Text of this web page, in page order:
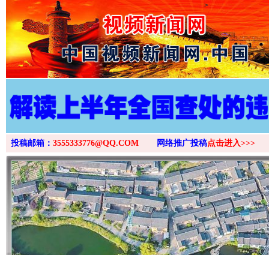
>
投稿邮箱： 3555333776@QQ.COM 网络推广投稿点击进入>>>